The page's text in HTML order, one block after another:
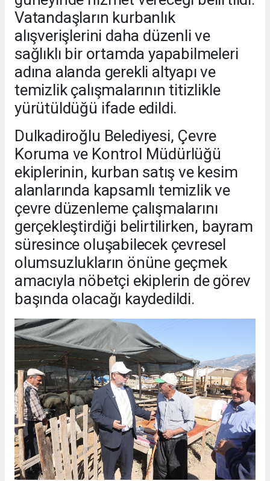
Vatandaşların kurbanlık
alışverişlerini daha düzenli ve
sağlıklı bir ortamda yapabilmeleri
adına alanda gerekli altyapı ve
temizlik çalışmalarının titizlikle
yürütüldüğü ifade edildi.
Dulkadiroğlu Belediyesi, Çevre
Koruma ve Kontrol Müdürlüğü
ekiplerinin, kurban satış ve kesim
alanlarında kapsamlı temizlik ve
çevre düzenleme çalışmalarını
gerçekleştirdiği belirtilirken, bayram
süresince oluşabilecek çevresel
olumsuzlukların önüne geçmek
amacıyla nöbetçi ekiplerin de görev
başında olacağı kaydedildi.